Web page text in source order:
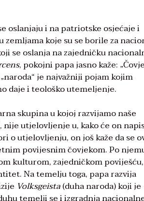
oslanjaju i na patriotske osjećaje i
koje su se borile za
se oslanja na zajedničku
, pokojni papa jasno kaže:
je najvažniji pojam kojim
daje i teološko utemeljenje.
skupina u kojoj razvijamo naše
utjelovljenje u, kako će on
o utjelovljenju, on još kaže da se
povijesnim čovjekom. Po
kulturom, zajedničkom poviješću,
Na temelju toga, papa razvija
Volksgeista(duha naroda) koji je